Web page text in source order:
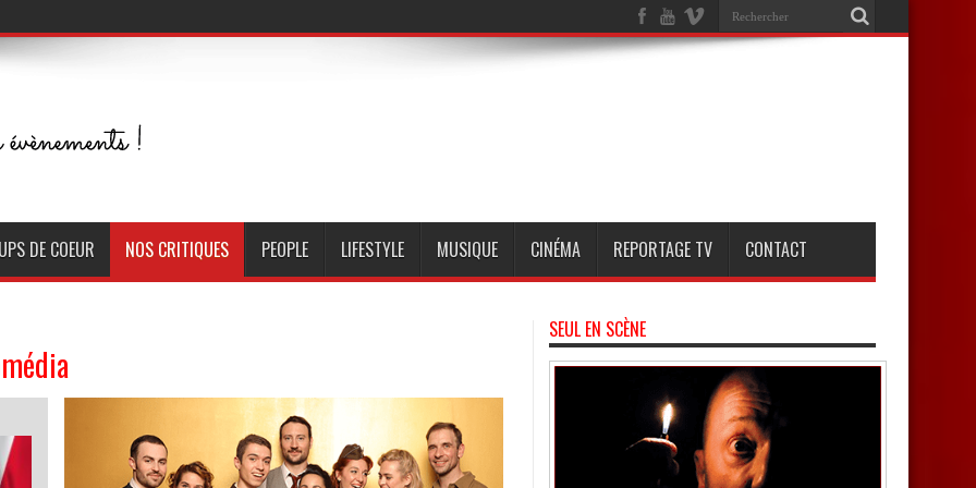
DE COEUR NOS CRITIQUES PEOPLE LIFESTYLE MUSIQUE CINÉMA REPORTAGE TV CONTACT
SEUL EN SCÈNE